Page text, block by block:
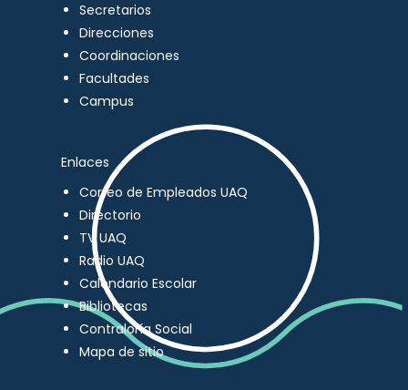
Secretarios
Direcciones
Coordinaciones
Facultades
Campus
Enlaces
Correo de Empleados UAQ
Directorio
TV UAQ
Radio UAQ
Calendario Escolar
Bibliotecas
Contraloría Social
Mapa de sitio